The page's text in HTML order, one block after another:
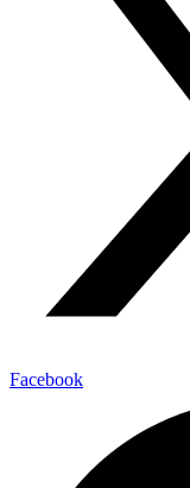
Facebook